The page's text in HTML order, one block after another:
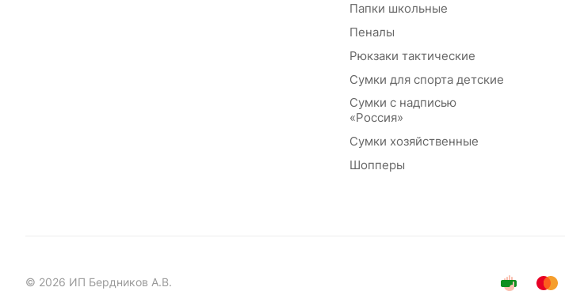
Папки школьные
Пеналы
Рюкзаки тактические
Сумки для спорта детские
Сумки с надписью
«Россия»
Сумки хозяйственные
Шопперы
© 2026 ИП Бердников А.В.